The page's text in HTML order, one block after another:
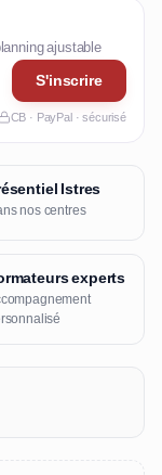
ajustable
S'inscrire
CB · PayPal · sécurisé
Istres
nos centres
experts